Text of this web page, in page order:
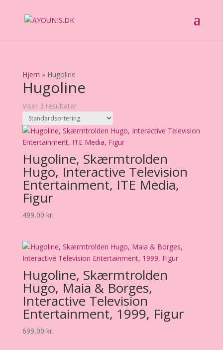
Hjem » Hugoline
Hugoline
Viser 3 resultater
Hugoline, Skærmtrolden
Hugo, Interactive Television
Entertainment, ITE Media,
Figur
499,00 kr.
Hugoline, Skærmtrolden
Hugo, Maia & Borges,
Interactive Television
Entertainment, 1999, Figur
699,00 kr.